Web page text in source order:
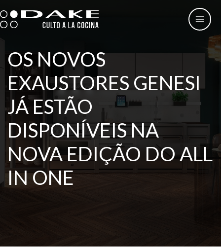
to
content
OS NOVOS
EXAUSTORES GENESI
JÁ ESTÃO
DISPONÍVEIS NA
NOVA EDIÇÃO DO ALL
IN ONE